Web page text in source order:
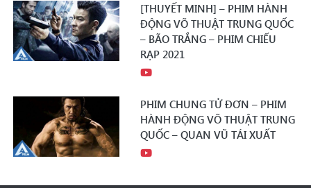
[THUYẾT MINH] – PHIM HÀNH
ĐỘNG VÕ THUẬT TRUNG QUỐC
– BÃO TRẮNG – PHIM CHIẾU
RẠP 2021
PHIM CHUNG TỬ ĐƠN – PHIM
HÀNH ĐỘNG VÕ THUẬT TRUNG
QUỐC – QUAN VŨ TÁI XUẤT